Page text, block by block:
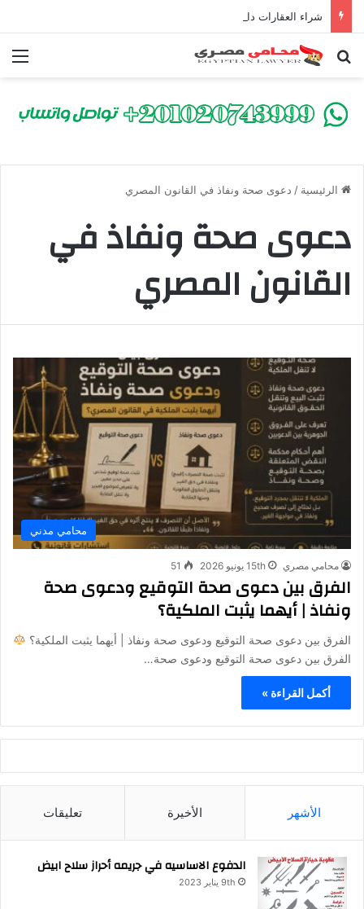
بحث عن
الرئيسية / دعوى صحة ونفاذ في القانون المصري
دعوى صحة ونفاذ في
القانون المصري
محامي مدني
محامي مصري 15th يونيو 2026 51
الفرق بين دعوى صحة التوقيع ودعوى صحة
ونفاذ | أيهما يثبت الملكية؟
الفرق بين دعوى صحة التوقيع ودعوى صحة ونفاذ | أيهما يثبت الملكية؟
الفرق بين دعوى صحة التوقيع ودعوى صحة…
أكمل القراءة »
الأشهر الأخيرة تعليقات
الدفوع الاساسيه في جريمه أحراز سلاح ابيض
9th يناير 2023